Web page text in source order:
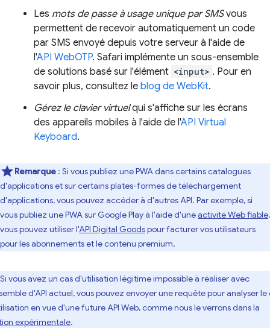
Les mots de passe à usage unique par SMSvous
permettent de recevoir automatiquement un code
par SMS envoyé depuis votre serveur à l'aide de
l'API WebOTP. Safari implémente un sous-ensemble
de solutions basé sur l'élément <input> . Pour en
savoir plus, consultez le blog de WebKit.
Gérez le clavier virtuelqui s'affiche sur les écrans
des appareils mobiles à l'aide de l'API Virtual
Keyboard.
Remarque : Si vous publiez une PWA dans certains catalogues
d'applications et sur certains plates-formes de téléchargement
d'applications, vous pouvez accéder à d'autres API. Par exemple, si
vous publiez une PWA sur Google Play à l'aide d'uneactivité Web fiable,
vous pouvez utiliser l'API Digital Goodspour facturer vos utilisateurs
pour les abonnements et le contenu premium.
Si vous avez un cas d'utilisation légitime impossible à réaliser avec
d'API actuel, vous pouvez envoyer une requête pour analyser le
en vue d'une future API Web, comme nous le verrons dans la
expérimentale.